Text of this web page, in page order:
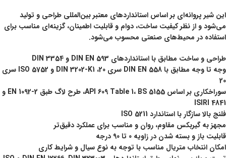
این شیر پروانه‌ای بر اساس استانداردهای معتبر بین‌المللی طراحی و تولید
می‌شود و از نظر کیفیت ساخت، دوام و قابلیت اطمینان، گزینه‌ای مناسب برای
استفاده در محیط‌های صنعتی محسوب می‌شود.
طراحی و ساخت مطابق با استانداردهای DIN EN 593 و DIN 3354
وجه تا وجه مطابق با DIN EN 558 سری 20 ، DIN 3202-K1 و
ISO 5752 سری
20
سوراخکاری بر اساس
API 609 Table 1، BS 5155 ، طرح لاگ طبق EN 1092-2 و
ISIRI 4841
فلنج بالا سازگار با استاندارد ISO 5211
مجهز به گیربکس مقاوم، روان و مناسب برای عملکرد دقیق‌تر
قابلیت باز و بسته شدن در زاویه 0 تا 90 درجه
امکان انتخاب متریال مناسب با توجه به نوع سیال و شرایط کاری